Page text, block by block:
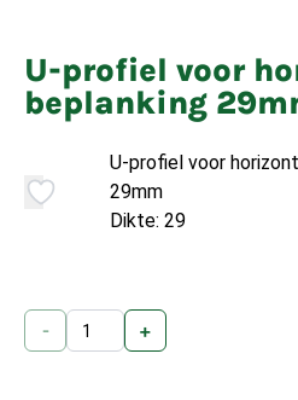
U-profiel voor
beplanking
U-profiel voor
29mm
Dikte: 29
- +